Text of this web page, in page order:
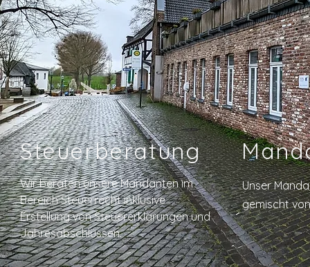
Steuerberatung
Wir beraten unsere Mandanten im
Bereich Steuerrecht inklusive
Erstellung von Steuererklärungen und
Jahresabschlüssen.
Unser
gemischt